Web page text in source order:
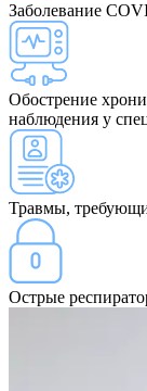
Заболевание
Обострение
наблюдения у
Травмы,
Острые